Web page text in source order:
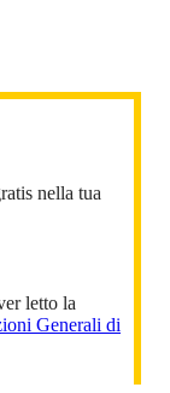
nella tua
letto la
Generali di